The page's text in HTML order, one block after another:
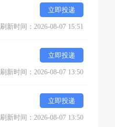
立即投递
刷新时间：2026-08-07 15:51
立即投递
刷新时间：2026-08-07 13:50
立即投递
刷新时间：2026-08-07 13:50